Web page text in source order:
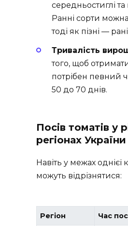
середньостиглі та
Ранні сорти можна
тоді як пізні —
Тривалість
того, щоб
потрібен певний
50 до 70 днів.
Посів томатів у
регіонах України
Навіть у межах однієї
можуть відрізнятися:
Регіон Час